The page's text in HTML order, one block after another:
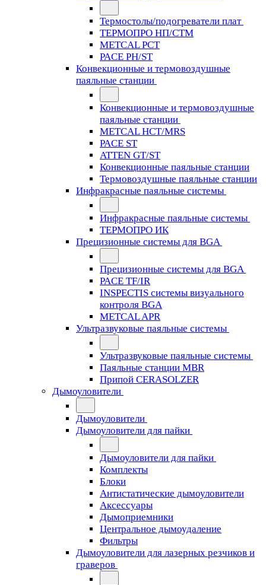
Термостолы/подогреватели плат
ТЕРМОПРО НП/СТМ
METCAL PCT
PACE PH/ST
Конвекционные и термовоздушные
паяльные станции
Конвекционные и термовоздушные
паяльные станции
METCAL HCT/MRS
PACE ST
ATTEN GT/ST
Конвекционные паяльные станции
Термовоздушные паяльные станции
Инфракрасные паяльные системы
Инфракрасные паяльные системы
ТЕРМОПРО ИК
Прецизионные системы для BGA
Прецизионные системы для BGA
PACE TF/IR
INSPECTIS системы визуального
контроля BGA
METCAL APR
Ультразвуковые паяльные системы
Ультразвуковые паяльные системы
Паяльные станции MBR
Припой CERASOLZER
Дымоуловители
Дымоуловители
Дымоуловители для пайки
Дымоуловители для пайки
Комплекты
Блоки
Антистатические дымоуловители
Аксессуары
Дымоприемники
Центральное дымоудаление
Фильтры
Дымоуловители для лазерных резчиков и
граверов